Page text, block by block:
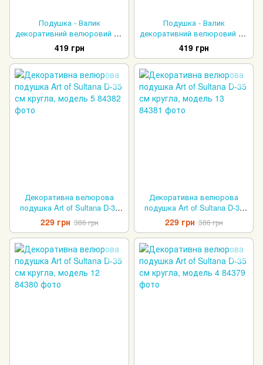
Подушка - Валик
декоративний велюровий Art
of Sultana з пензликами та
камінням, модель 5
419 грн
Подушка - Валик
декоративний велюровий Art
of Sultana з пензликами та
камінням, модель 2
419 грн
Декоративна велюрова
подушка Art of Sultana D-35
см кругла, модель 5
229 грн 386 грн
Декоративна велюрова
подушка Art of Sultana D-35
см кругла, модель 13
229 грн 386 грн